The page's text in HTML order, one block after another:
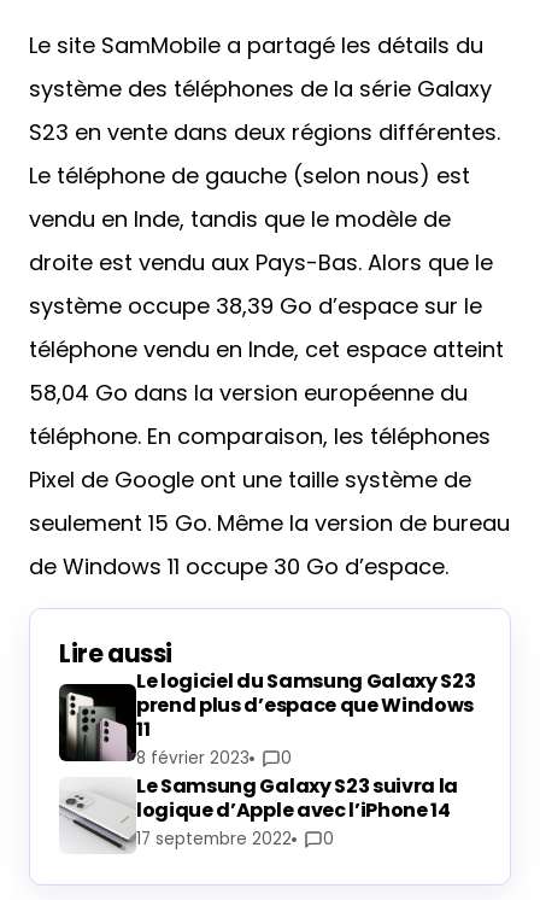
Le site SamMobile a partagé les détails du
système des téléphones de la série Galaxy
S23 en vente dans deux régions différentes.
Le téléphone de gauche (selon nous) est
vendu en Inde, tandis que le modèle de
droite est vendu aux Pays-Bas. Alors que le
système occupe 38,39 Go d’espace sur le
téléphone vendu en Inde, cet espace atteint
58,04 Go dans la version européenne du
téléphone. En comparaison, les téléphones
Pixel de Google ont une taille système de
seulement 15 Go. Même la version de bureau
de Windows 11 occupe 30 Go d’espace.
Lire aussi
Le logiciel du Samsung Galaxy S23
prend plus d’espace que Windows
11
8 février 2023 0
Le Samsung Galaxy S23 suivra la
logique d’Apple avec l’iPhone 14
17 septembre 2022 0